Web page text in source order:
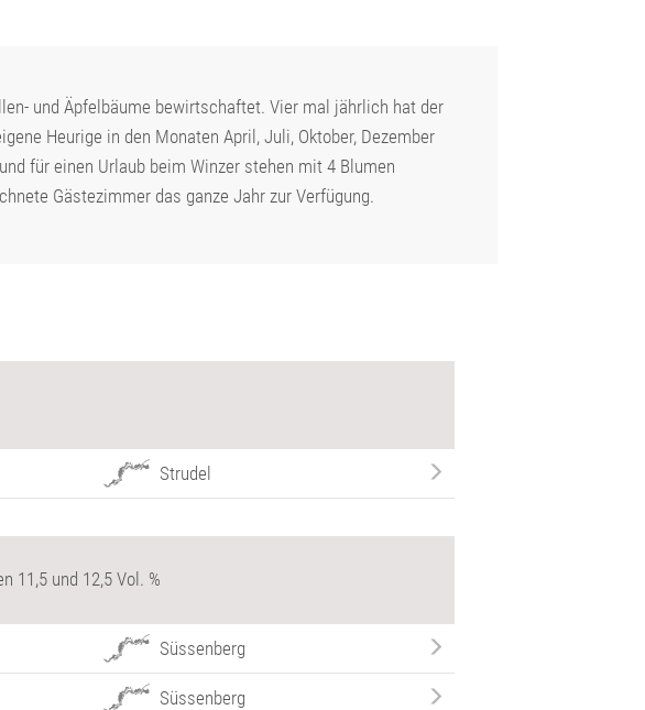
und Äpfelbäume bewirtschaftet. Vier mal jährlich hat der
Heurige in den Monaten April, Juli, Oktober, Dezember
für einen Urlaub beim Winzer stehen mit 4 Blumen
Gästezimmer das ganze Jahr zur Verfügung.
Strudel
11,5 und 12,5 Vol. %
Süssenberg
Süssenberg